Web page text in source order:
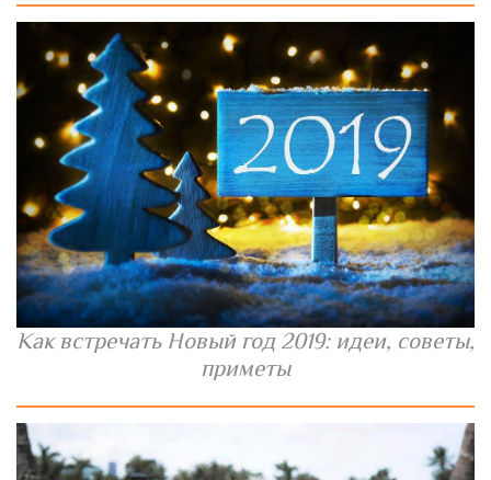
Как встречать Новый год 2019: идеи, советы,
приметы